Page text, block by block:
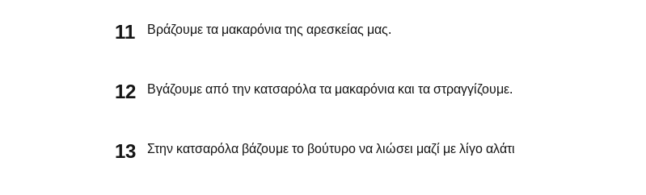
Βράζουμε τα μακαρόνια της αρεσκείας μας.
Βγάζουμε από την κατσαρόλα τα μακαρόνια και τα στραγγίζουμε.
Στην κατσαρόλα βάζουμε το βούτυρο να λιώσει μαζί με λίγο αλάτι